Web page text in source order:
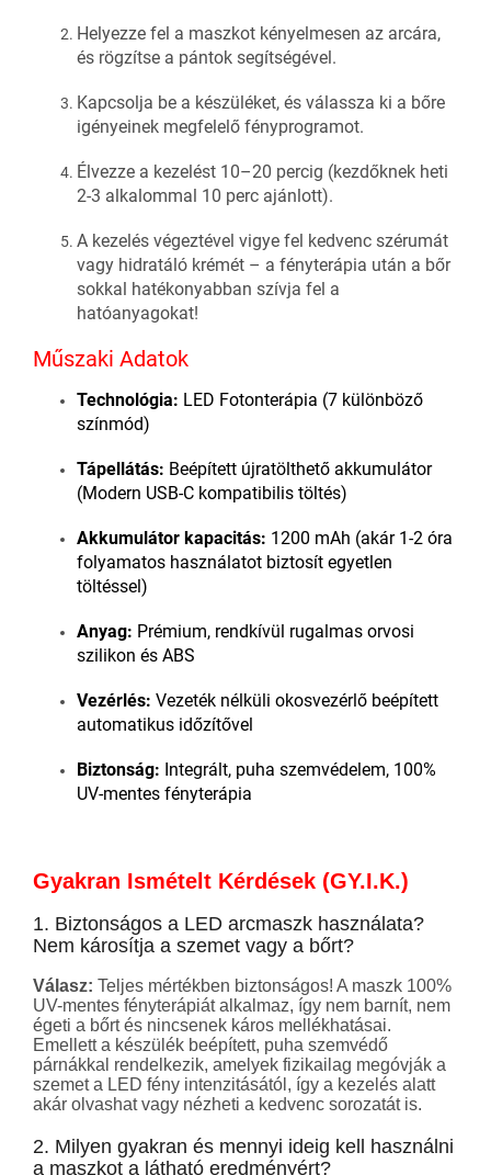
Helyezze fel a maszkot kényelmesen az arcára,
és rögzítse a pántok segítségével.
Kapcsolja be a készüléket, és válassza ki a bőre
igényeinek megfelelő fényprogramot.
Élvezze a kezelést 10–20 percig (kezdőknek heti
2-3 alkalommal 10 perc ajánlott).
A kezelés végeztével vigye fel kedvenc szérumát
vagy hidratáló krémét – a fényterápia után a bőr
sokkal hatékonyabban szívja fel a
hatóanyagokat!
Műszaki Adatok
Technológia: LED Fotonterápia (7 különböző
színmód)
Tápellátás: Beépített újratölthető akkumulátor
(Modern USB-C kompatibilis töltés)
Akkumulátor kapacitás: 1200 mAh (akár 1-2 óra
folyamatos használatot biztosít egyetlen
töltéssel)
Anyag: Prémium, rendkívül rugalmas orvosi
szilikon és ABS
Vezérlés: Vezeték nélküli okosvezérlő beépített
automatikus időzítővel
Biztonság: Integrált, puha szemvédelem, 100%
UV-mentes fényterápia
Gyakran Ismételt Kérdések (GY.I.K.)
1. Biztonságos a LED arcmaszk használata?
Nem károsítja a szemet vagy a bőrt?
Válasz: Teljes mértékben biztonságos! A maszk 100%
UV-mentes fényterápiát alkalmaz, így nem barnít, nem
égeti a bőrt és nincsenek káros mellékhatásai.
Emellett a készülék beépített, puha szemvédő
párnákkal rendelkezik, amelyek fizikailag megóvják a
szemet a LED fény intenzitásától, így a kezelés alatt
akár olvashat vagy nézheti a kedvenc sorozatát is.
2. Milyen gyakran és mennyi ideig kell használni
a maszkot a látható eredményért?